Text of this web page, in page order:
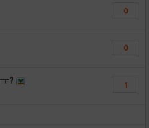
0
0
ㅜ? 1